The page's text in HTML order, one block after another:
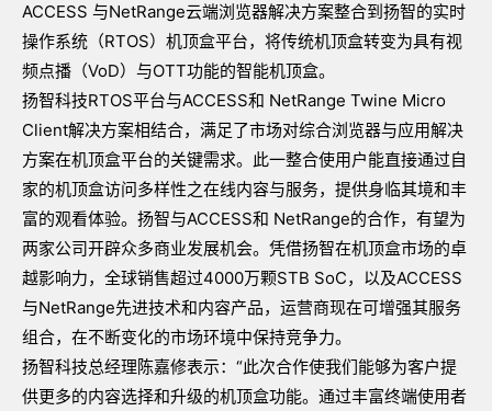
ACCESS 与NetRange云端浏览器解决方案整合到扬智的实时
操作系统（RTOS）机顶盒平台，将传统机顶盒转变为具有视
频点播（VoD）与OTT功能的智能机顶盒。
扬智科技RTOS平台与ACCESS和 NetRange Twine Micro
Client解决方案相结合，满足了市场对综合浏览器与应用解决
方案在机顶盒平台的关键需求。此一整合使用户能直接通过自
家的机顶盒访问多样性之在线内容与服务，提供身临其境和丰
富的观看体验。扬智与ACCESS和 NetRange的合作，有望为
两家公司开辟众多商业发展机会。凭借扬智在机顶盒市场的卓
越影响力，全球销售超过4000万颗STB SoC，以及ACCESS
与NetRange先进技术和内容产品，运营商现在可增强其服务
组合，在不断变化的市场环境中保持竞争力。
扬智科技总经理陈嘉修表示：“此次合作使我们能够为客户提
供更多的内容选择和升级的机顶盒功能。通过丰富终端使用者